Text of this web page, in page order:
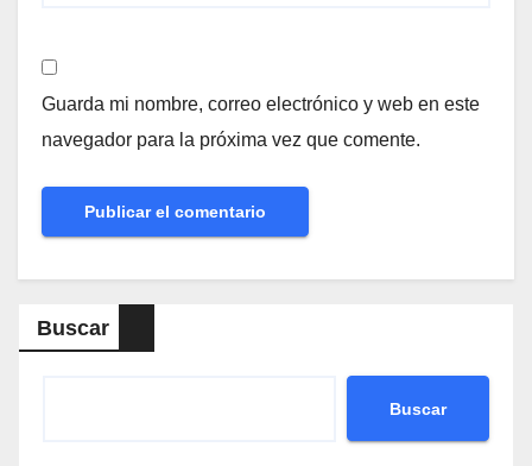
Guarda mi nombre, correo electrónico y web en este
navegador para la próxima vez que comente.
Buscar
Buscar